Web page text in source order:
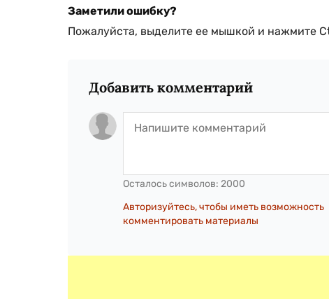
Заметили ошибку?
Пожалуйста, выделите ее мышкой и нажмите
Добавить комментарий
Осталось символов: 2000
Авторизуйтесь, чтобы иметь возможность
комментировать материалы